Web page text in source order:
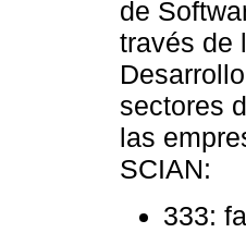
de
través de
sectores
las
SCIAN:
333: